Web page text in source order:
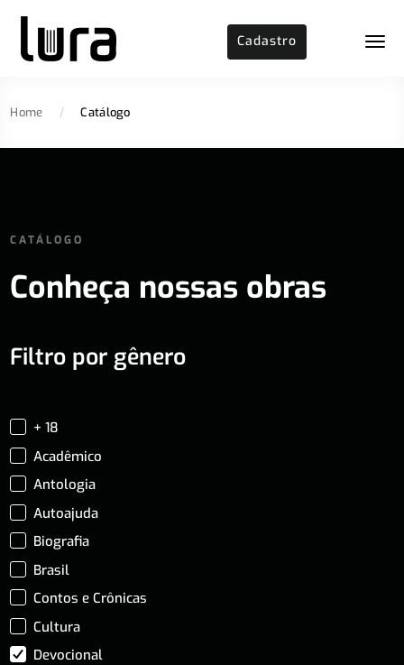
Cadastro
Home / Catálogo
CATÁLOGO
Conheça nossas obras
Filtro por gênero
+ 18
Acadêmico
Antologia
Autoajuda
Biografia
Brasil
Contos e Crônicas
Cultura
Devocional